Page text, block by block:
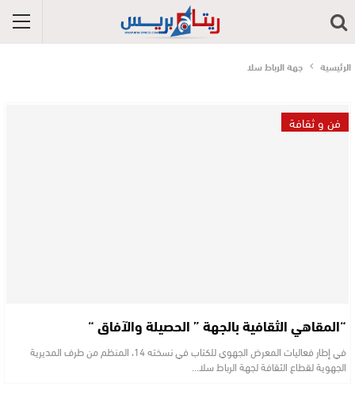
الرئيسية جهة الرباط سلا
فن و ثقافة
“المقاهي الثقافية بالجهة ” الحصيلة والآفاق “
في إطار فعاليات المعرض الجهوي للكتاب في نسخته 14، المنظم من طرف المديرية
الجهوية لقطاع الثقافة لجهة الرباط سلا…